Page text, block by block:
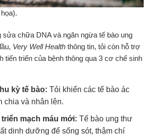
sửa chữa DNA và ngăn ngừa tế bào ung
Very Well Health thông tin, tỏi còn hỗ trợ
tiến triển của bệnh thông qua 3 cơ chế sinh
kỳ tế bào: Tỏi khiến các tế bào ác
chia và nhân lên.
mạch máu mới: Tế bào ung thư
dinh dưỡng để sống sót, thậm chí